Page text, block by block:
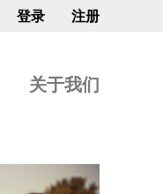
登录 注册
关于我们